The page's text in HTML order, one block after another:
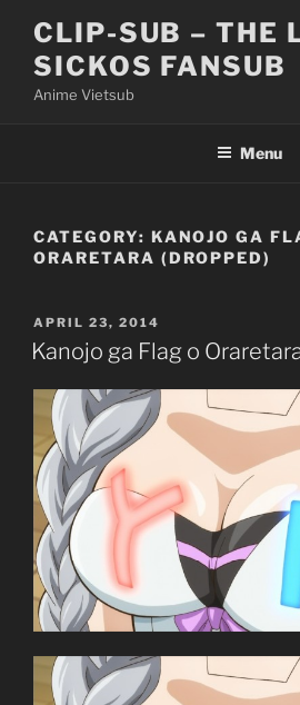
content
CLIP-SUB – THE
SICKOS FANSUB
Anime Vietsub
Menu
CATEGORY: KANOJO GA
ORARETARA (DROPPED)
POSTED
ON
APRIL 23, 2014
Kanojo ga Flag o